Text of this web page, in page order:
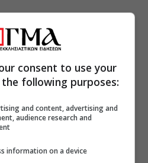
consent to use your
following purposes:
and content, advertising and
audience research and
information on a device